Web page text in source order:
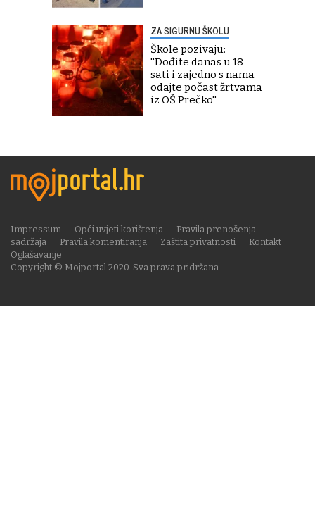
ZA SIGURNU ŠKOLU
Škole pozivaju:
''Dođite danas u 18
sati i zajedno s nama
odajte počast žrtvama
iz OŠ Prečko''
Copyright © Mojportal 2020. Sva prava pridržana.
Impressum Opći uvjeti korištenja
Pravila prenošenja
sadržaja
Pravila komentiranja Zaštita privatnosti
Kontakt
Oglašavanje